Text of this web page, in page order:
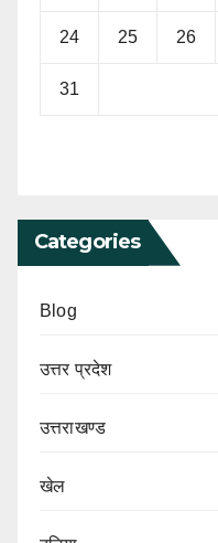
24 25 26
31
Categories
Blog
उत्तर प्रदेश
उत्तराखण्ड
खेल